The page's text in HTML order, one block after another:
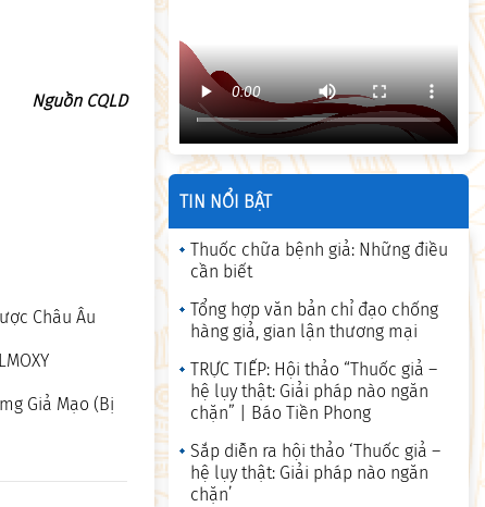
Nguồn CQLD
Châu Âu
Giả Mạo (Bị
TIN NỔI BẬT
Thuốc chữa bệnh giả: Những điều
cần biết
Tổng hợp văn bản chỉ đạo chống
hàng giả, gian lận thương mại
TRỰC TIẾP: Hội thảo “Thuốc giả –
hệ lụy thật: Giải pháp nào ngăn
chặn” | Báo Tiền Phong
Sắp diễn ra hội thảo ‘Thuốc giả –
hệ lụy thật: Giải pháp nào ngăn
chặn’